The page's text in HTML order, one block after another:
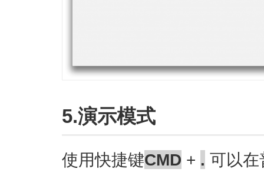
5.演示模式
使用快捷键CMD + . 可以在